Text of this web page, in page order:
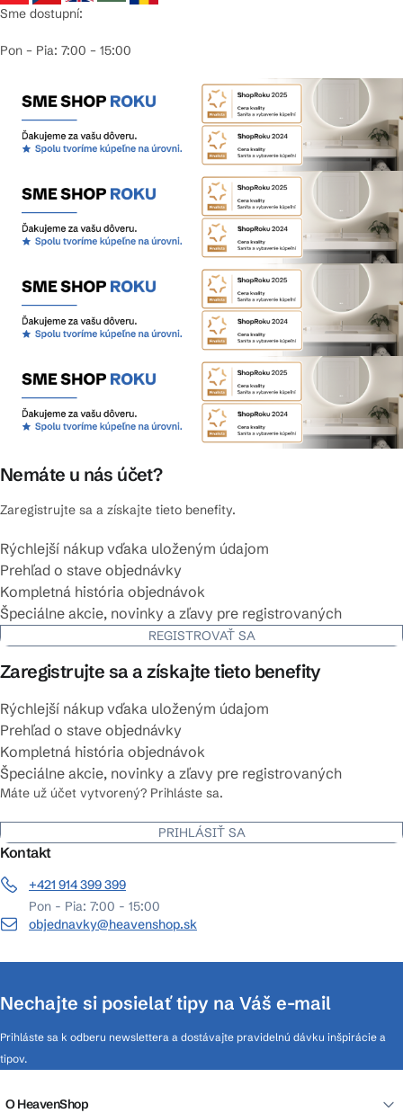
Sme dostupní:
Pon – Pia: 7:00 – 15:00
Nemáte u nás účet?
Zaregistrujte sa a získajte tieto benefity.
Rýchlejší nákup vďaka uloženým údajom
Prehľad o stave objednávky
Kompletná história objednávok
Špeciálne akcie, novinky a zľavy pre registrovaných
REGISTROVAŤ SA
Zaregistrujte sa a získajte tieto benefity
Rýchlejší nákup vďaka uloženým údajom
Prehľad o stave objednávky
Kompletná história objednávok
Špeciálne akcie, novinky a zľavy pre registrovaných
Máte už účet vytvorený? Prihláste sa.
PRIHLÁSIŤ SA
Kontakt
+421 914 399 399
Pon - Pia: 7:00 - 15:00
objednavky@heavenshop.sk
Nechajte si posielať tipy na Váš e-mail
Prihláste sa k odberu newslettera a dostávajte pravidelnú dávku inšpirácie a
tipov.
O HeavenShop